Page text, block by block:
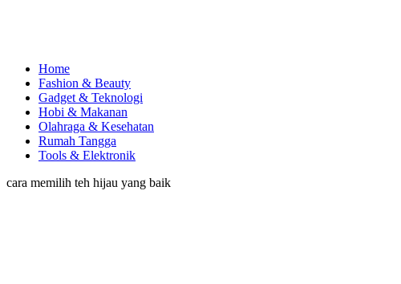
Home
Fashion & Beauty
Gadget & Teknologi
Hobi & Makanan
Olahraga & Kesehatan
Rumah Tangga
Tools & Elektronik
cara memilih teh hijau yang baik